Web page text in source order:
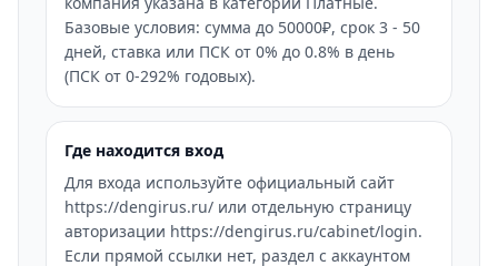
Базовые условия: сумма до 50000₽, срок 3 - 50
дней, ставка или ПСК от 0% до 0.8% в день
(ПСК от 0-292% годовых).
Где находится вход
Для входа используйте официальный сайт
https://dengirus.ru/ или отдельную страницу
авторизации https://dengirus.ru/cabinet/login.
Если прямой ссылки нет, раздел с аккаунтом